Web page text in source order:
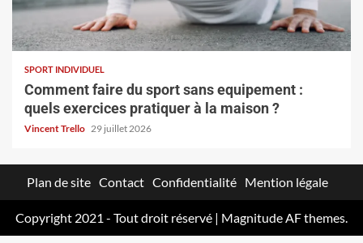
SPORT INDIVIDUEL
Comment faire du sport sans equipement :
quels exercices pratiquer à la maison ?
Vincent Trello 29 juillet 2026
Plan de site Contact Confidentialité Mention légale
Copyright 2021 - Tout droit réservé | MagnitudeAF themes.